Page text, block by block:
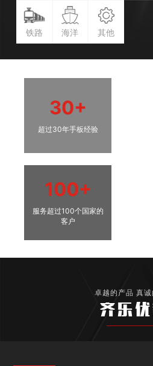
铁路 海洋 其他
30+
超过30年手板经验
100+
服务超过100个国家的
客户
卓越的产品 真诚
齐乐